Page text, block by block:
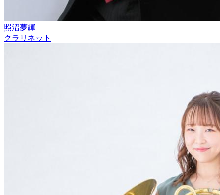
照沼夢輝
クラリネット